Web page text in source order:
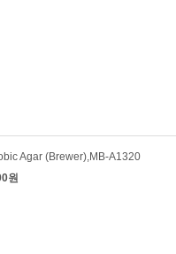
Agar (Brewer),MB-A1320
원